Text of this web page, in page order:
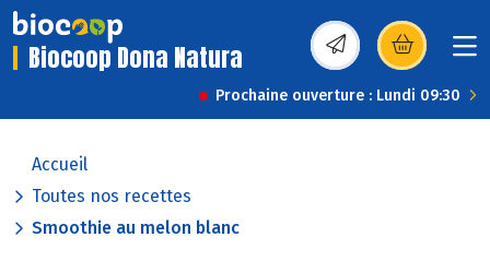
Biocoop Dona Natura (s’ouvre dans une
Prochaine ouverture : Lundi 09:30
Accueil
Toutes nos recettes
Smoothie au melon blanc